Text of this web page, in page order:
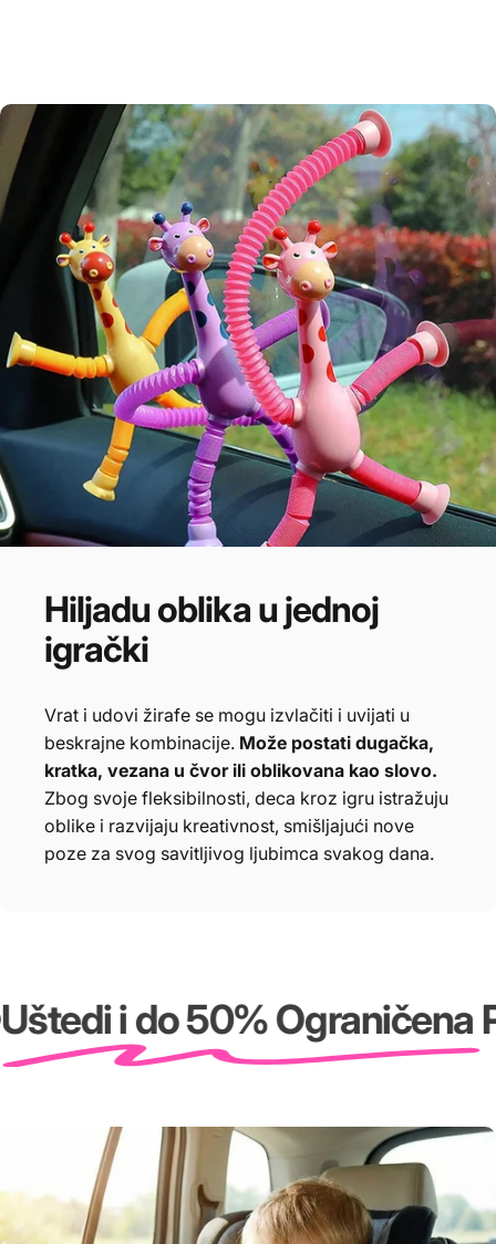
Hiljadu oblika u jednoj
igrački
Vrat i udovi žirafe se mogu izvlačiti i uvijati u
beskrajne kombinacije. Može postati dugačka,
kratka, vezana u čvor ili oblikovana kao slovo.
Zbog svoje fleksibilnosti, deca kroz igru istražuju
oblike i razvijaju kreativnost, smišljajući nove
poze za svog savitljivog ljubimca svakog dana.
i do 50% Ograničena